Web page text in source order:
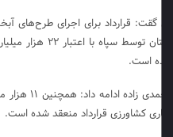
قرارداد برای اجرای طرح‌های
استان توسط سپاه با
است.
محمدی زاده
کشاورزی قرارداد منعقد شده است.